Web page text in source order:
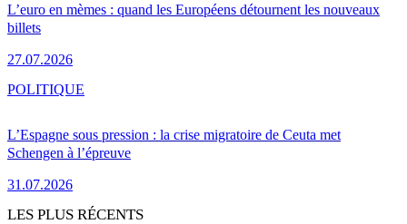
L’euro en mèmes : quand les Européens détournent les nouveaux
billets
27.07.2026
L’Espagne sous pression : la crise migratoire de Ceuta met
Schengen à l’épreuve
31.07.2026
POLITIQUE
LES PLUS RÉCENTS